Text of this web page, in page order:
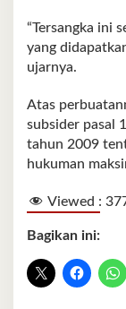
“Tersangka ini
yang
ujarnya.
Atas
subsider pasal
tahun 2009
hukuman
Viewed :
Bagikan ini: